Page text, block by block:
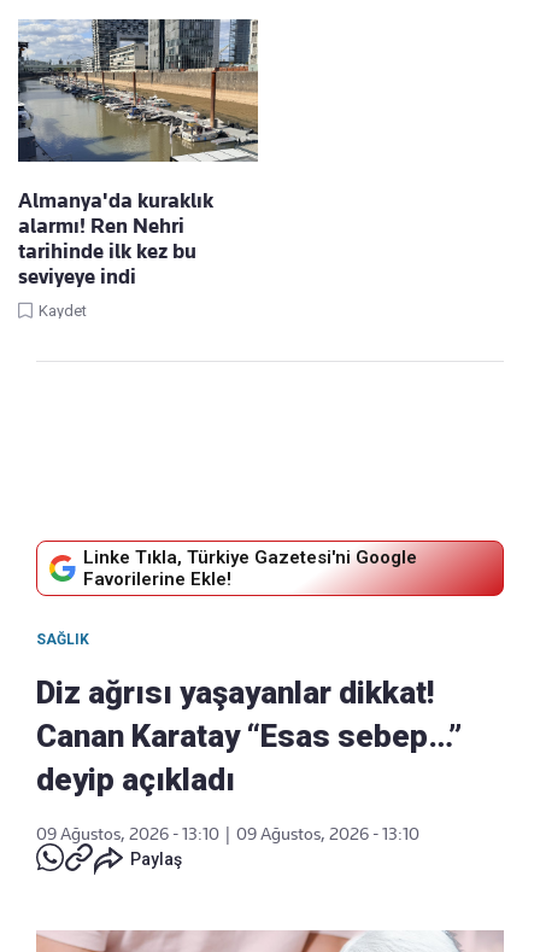
Almanya'da kuraklık
alarmı! Ren Nehri
tarihinde ilk kez bu
seviyeye indi
Kaydet
Linke Tıkla, Türkiye Gazetesi'ni Google
Favorilerine Ekle!
SAĞLIK
Diz ağrısı yaşayanlar dikkat!
Canan Karatay “Esas sebep…”
deyip açıkladı
09 Ağustos, 2026 - 13:10
09 Ağustos, 2026 - 13:10
Paylaş